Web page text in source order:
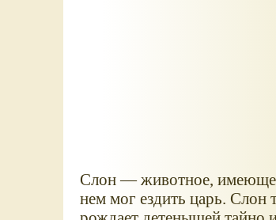
Слон — животное, имеющее
нем мог ездить царь. Слон